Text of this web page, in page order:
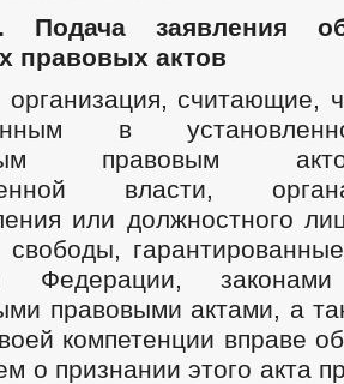
Подача заявления
правовых актов
организация, считающие,
в
правовым
власти,
или должностного
Федерации,
правовыми актами, а
компетенции вправе
о признании этого акта